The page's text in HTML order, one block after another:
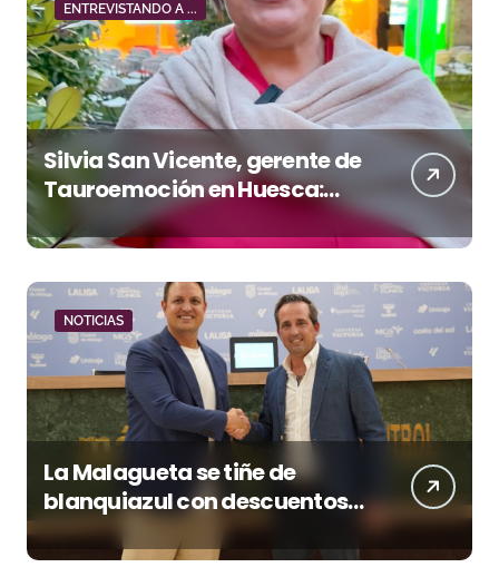
ENTREVISTANDO A ...
Silvia San Vicente, gerente de
Tauroemoción en Huesca:
«Todas las figuras del toreo
quieren venir a esta feria»
NOTICIAS
La Malagueta se tiñe de
blanquiazul con descuentos
y una corrida homenaje al
Málaga CF